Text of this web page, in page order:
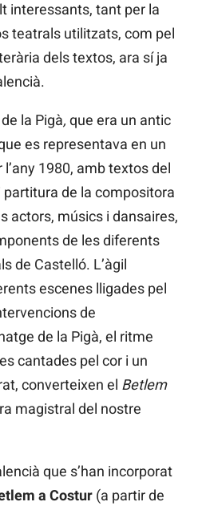
interessants, tant per la
teatrals utilitzats, com pel
dels textos, ara sí ja
la Pigà, que era un antic
es representava en un
1980, amb textos del
partitura de la compositora
actors, músics i dansaires,
de les diferents
de Castelló. L’àgil
escenes lligades pel
de
de la Pigà, el ritme
cantades pel cor i un
converteixen el Betlem
magistral del nostre
que s’han incorporat
a Costur (a partir de